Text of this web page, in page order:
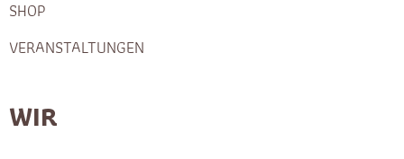
SHOP
VERANSTALTUNGEN
WIR